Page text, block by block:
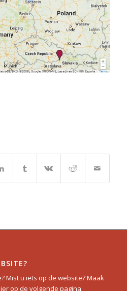
Mist u iets op de website? Maak
op de volgende pagina